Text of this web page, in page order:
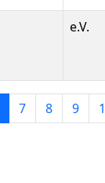
e.V.
7 8 9